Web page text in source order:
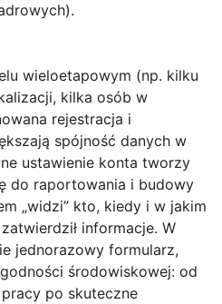
wieloetapowym (np. kilku
kilka osób w
rejestracja i
spójność danych w
ustawienie konta tworzy
do raportowania i budowy
„widzi” kto, kiedy i w jakim
informacje. W
jednorazowy formularz,
środowiskowej: od
po skuteczne